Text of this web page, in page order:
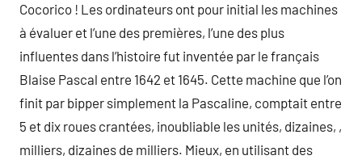
Cocorico ! Les ordinateurs ont pour initial les machines
à évaluer et l’une des premières, l’une des plus
influentes dans l’histoire fut inventée par le français
Blaise Pascal entre 1642 et 1645. Cette machine que l’on
finit par bipper simplement la Pascaline, comptait entre
5 et dix roues crantées, inoubliable les unités, dizaines, ,
milliers, dizaines de milliers. Mieux, en utilisant des